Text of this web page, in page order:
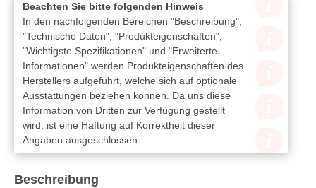
Beachten Sie bitte folgenden Hinweis
In den nachfolgenden Bereichen "Beschreibung",
"Technische Daten", "Produkteigenschaften",
"Wichtigste Spezifikationen" und "Erweiterte
Informationen" werden Produkteigenschaften des
Herstellers aufgeführt, welche sich auf optionale
Ausstattungen beziehen können. Da uns diese
Information von Dritten zur Verfügung gestellt
wird, ist eine Haftung auf Korrektheit dieser
Angaben ausgeschlossen
Beschreibung